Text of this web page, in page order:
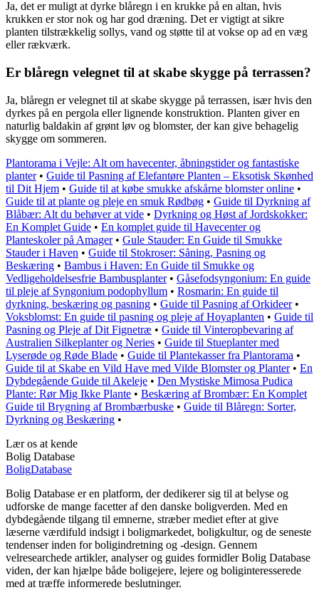
Ja, det er muligt at dyrke blåregn i en krukke på en altan, hvis
krukken er stor nok og har god dræning. Det er vigtigt at sikre
planten tilstrækkelig sollys, vand og støtte til at vokse op ad en væg
eller rækværk.
Er blåregn velegnet til at skabe skygge på terrassen?
Ja, blåregn er velegnet til at skabe skygge på terrassen, især hvis den
dyrkes på en pergola eller lignende konstruktion. Planten giver en
naturlig baldakin af grønt løv og blomster, der kan give behagelig
skygge om sommeren.
Plantorama i Vejle: Alt om havecenter, åbningstider og fantastiske
planter• Guide til Pasning af Elefantøre Planten – Eksotisk Skønhed
til Dit Hjem • Guide til at købe smukke afskårne blomster online •
Guide til at plante og pleje en smuk Rødbøg • Guide til Dyrkning af
Blåbær: Alt du behøver at vide • Dyrkning og Høst af Jordskokker:
En Komplet Guide • En komplet guide til Havecenter og
Planteskoler på Amager• Gule Stauder: En Guide til Smukke
Stauder i Haven • Guide til Stokroser: Såning, Pasning og
Beskæring • Bambus i Haven: En Guide til Smukke og
Vedligeholdelsesfrie Bambusplanter• Gåsefodsyngonium: En guide
til pleje af Syngonium podophyllum • Rosmarin: En guide til
dyrkning, beskæring og pasning • Guide til Pasning af Orkideer•
Voksblomst: En guide til pasning og pleje af Hoyaplanten • Guide til
Pasning og Pleje af Dit Fignetræ • Guide til Vinteropbevaring af
Australien Silkeplanter og Neries • Guide til Stueplanter med
Lyserøde og Røde Blade • Guide til Plantekasser fra Plantorama •
Guide til at Skabe en Vild Have med Vilde Blomster og Planter• En
Dybdegående Guide til Akeleje • Den Mystiske Mimosa Pudica
Plante: Rør Mig Ikke Plante • Beskæring af Brombær: En Komplet
Guide til Brygning af Brombærbuske • Guide til Blåregn: Sorter,
Dyrkning og Beskæring •
Lær os at kende
Bolig Database
BoligDatabase
Bolig Database er en platform, der dedikerer sig til at belyse og
udforske de mange facetter af den danske boligverden. Med en
dybdegående tilgang til emnerne, stræber mediet efter at give
læserne værdifuld indsigt i boligmarkedet, boligkultur, og de seneste
tendenser inden for boligindretning og -design. Gennem
velresearchede artikler, analyser og guides formidler Bolig Database
viden, der kan hjælpe både boligejere, lejere og boliginteresserede
med at træffe informerede beslutninger.